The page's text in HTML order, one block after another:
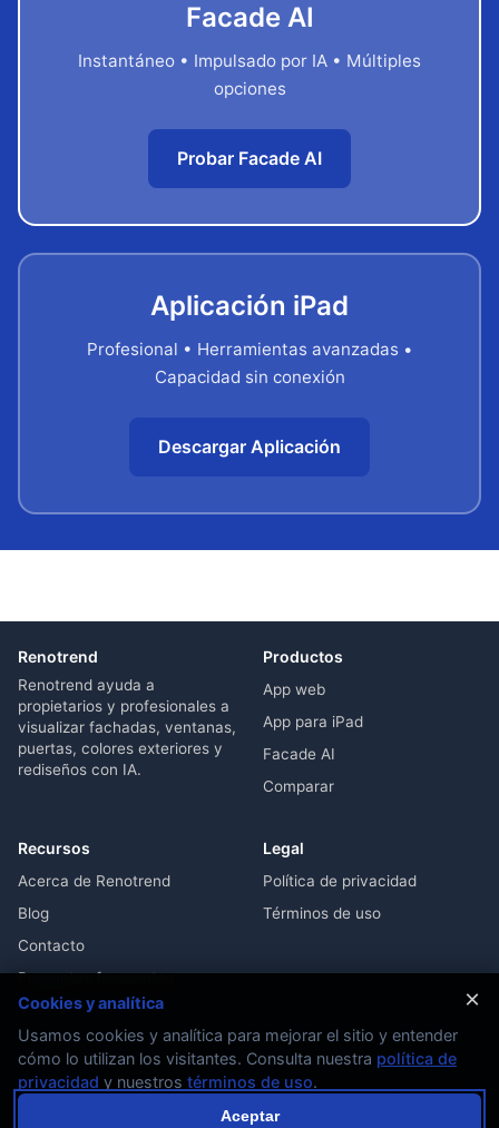
Cookies y analítica
Usamos cookies y analítica para mejorar el sitio y entender
cómo lo utilizan los visitantes. Consulta nuestra política de
privacidad y nuestros términos de uso.
Aceptar
×
Facade AI
Instantáneo • Impulsado por IA • Múltiples
opciones
Probar Facade AI
Aplicación iPad
Profesional • Herramientas avanzadas •
Capacidad sin conexión
Descargar Aplicación
Renotrend
Renotrend ayuda a
propietarios y profesionales a
visualizar fachadas, ventanas,
puertas, colores exteriores y
rediseños con IA.
Productos
App web
App para iPad
Facade AI
Comparar
Recursos
Acerca de Renotrend
Blog
Contacto
Preguntas frecuentes
Legal
Política de privacidad
Términos de uso
© 2026 Renotrend. Todos los derechos reservados.